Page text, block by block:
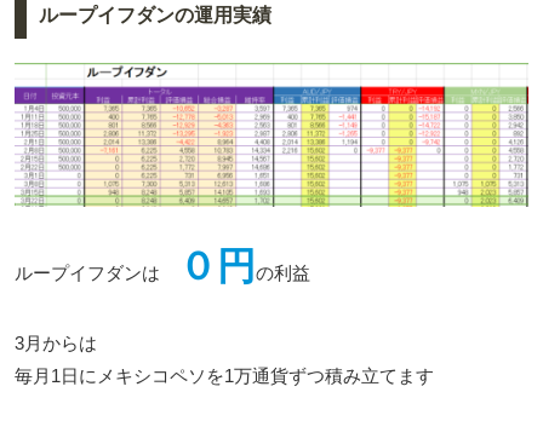
ループイフダンの運用実績
ループイフダンは ０円 の利益
3月からは
毎月1日にメキシコペソを1万通貨ずつ積み立てます